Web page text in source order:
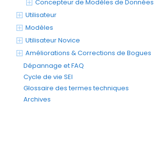
Concepteur de Modèles de Données
Utilisateur
Modèles
Utilisateur Novice
Améliorations & Corrections de Bogues
Dépannage et FAQ
Cycle de vie SEI
Glossaire des termes techniques
Archives